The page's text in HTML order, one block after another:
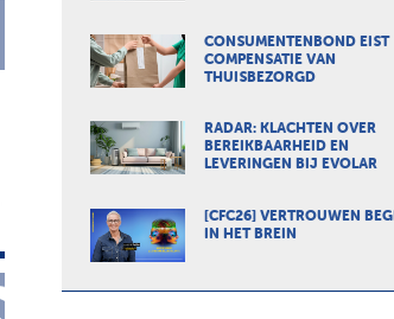
CONSUMENTENBOND EIST
COMPENSATIE VAN
THUISBEZORGD
RADAR: KLACHTEN OVER
BEREIKBAARHEID EN
LEVERINGEN BIJ EVOLAR
[CFC26] VERTROUWEN
IN HET BREIN